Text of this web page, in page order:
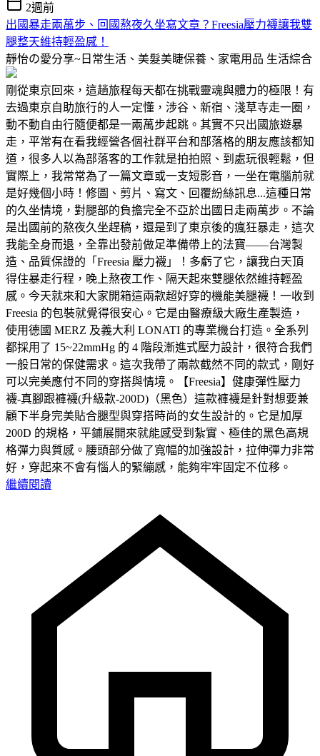
2週前
出國暴走兩萬步、回國熬夜久坐寫文章？Freesia壓力襪讓我雙
腿整天維持輕盈感！
靜怡の愛分享~日常生活、美髮美睫保養、家電用品 生活綜合
剛從東京回來，這趟旅程每天都在挑戰靈魂與體力的極限！有
去過東京自助旅行的人一定懂，涉谷、新宿、淺草寺走一圈，
動不動自由行隨便都是一兩萬步起跳。其實不只出國旅遊暴
走，平常有在看我經營各個社群平台和部落格的朋友應該都知
道，很多人以為部落客的工作就是拍拍照、到處玩很輕鬆，但
實際上，我常常為了一篇文章或一支短影音，一坐在電腦前就
是好幾個小時！修圖、剪片、寫文、回覆紛絲訊息...這種日常
的久坐情境，對腿部的負擔完全不亞於出國日走兩萬步。不論
是出國前的熬夜久坐趕稿，還是到了東京後的瘋狂暴走，這次
我能全身而退，全靠出發前做足準備帶上的法寶——台灣製
造、品質保證的「Freesia 壓力襪」！多虧了它，讓我白天頂
得住暴走行程，晚上熬夜工作、隔天起來雙腿依然維持輕盈
感。今天就來和大家開箱這兩款超好穿的機能美腿襪！一收到
Freesia 的包裝就覺得很安心。它是由醫療級大廠生產製造，
使用德國 MERZ 及義大利 LONATI 的專業機台打造。全系列
都採用了 15~22mmHg 的 4 階段漸進式壓力設計，很符合我們
一般日常的保健需求。這次我帶了兩款截然不同的款式，剛好
可以完美應付不同的穿搭與情境。【Freesia】健康彈性壓力
襪-真腳跟褲襪(升級款-200D)（黑色）這款褲襪是針對想要兼
顧下半身完美貼合腿型與穿搭時尚的女生設計的。它是加厚
200D 的規格，平鋪展開來就能感受到紮實、極佳的黑色高規
格彈力與質感。腰頭部分做了寬幅的加強設計，拉伸彈力非常
好，穿起來不會有惱人的緊繃感，能夠牢牢固定不位移。
繼續閱讀